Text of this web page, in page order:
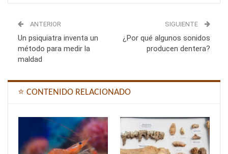
ANTERIOR
Un psiquiatra inventa un
método para medir la
maldad
SIGUIENTE
¿Por qué algunos sonidos
producen dentera?
⭐ CONTENIDO RELACIONADO